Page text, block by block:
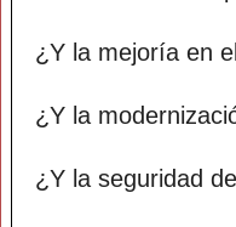
¿Y la mejoría en
¿Y la
¿Y la seguridad